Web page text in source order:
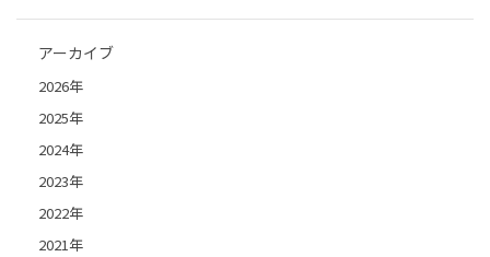
アーカイブ
2026年
2025年
2024年
2023年
2022年
2021年